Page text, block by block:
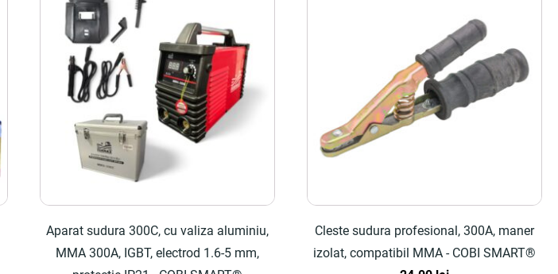
Aparat sudura 300C, cu valiza aluminiu,
MMA 300A, IGBT, electrod 1.6-5 mm,
Cleste sudura profesional, 300A, maner
izolat, compatibil MMA - COBI SMART®